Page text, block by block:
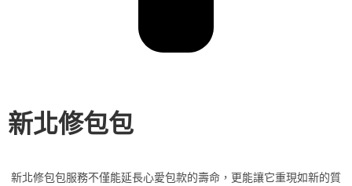
新北修包包
新北修包包服務不僅能延長心愛包款的壽命，更能讓它重現如新的質